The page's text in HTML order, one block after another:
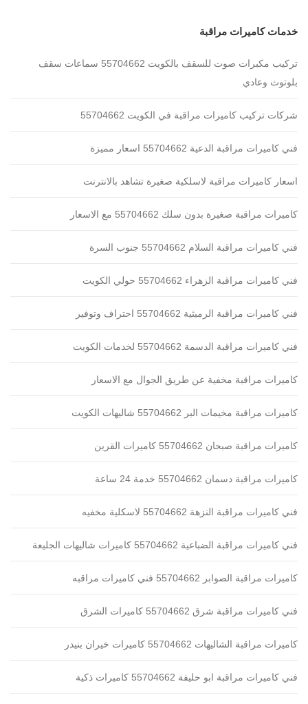
خدمات كاميرات مراقبة
تركيب مكبرات صوت للسقف بالكويت 55704662 سماعات سقف
بلوتوث وعادي
شركات تركيب كاميرات مراقبة في الكويت 55704662
فني كاميرات مراقبة الدعية 55704662 اسعار مميزة
اسعار كاميرات مراقبة لاسلكية صغيرة تشاهد بالانترنت
كاميرات مراقبة صغيرة بدون سلك 55704662 مع الاسعار
فني كاميرات مراقبة السلام 55704662 جنوب السرة
فني كاميرات مراقبة الزهراء 55704662 حولي الكويت
فني كاميرات مراقبة الرميثية 55704662 احتراف وتوفير
فني كاميرات مراقبة الدسمة 55704662 لخدمات الكويت
كاميرات مراقبة مخفية عن طريق الجوال مع الاسعار
كاميرات مراقبة مخيمات البر 55704662 شاليهات الكويت
كاميرات مراقبة صبحان 55704662 كاميرات القرين
كاميرات مراقبة دسمان 55704662 خدمة 24 ساعة
فني كاميرات مراقبة النزهة 55704662 لاسكلية مخفيه
فني كاميرات مراقبة الضباعية 55704662 كاميرات شاليهات الجليعة
كاميرات مراقبة الصوابر 55704662 فني كاميرات مراقبه
فني كاميرات مراقبة شرق 55704662 كاميرات الشرق
كاميرات مراقبة الشاليهات 55704662 كاميرات خيران بنيدر
فني كاميرات مراقبة ابو حليفة 55704662 كاميرات ذكية